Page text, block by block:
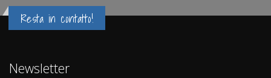
Resta in contatto!
Newsletter